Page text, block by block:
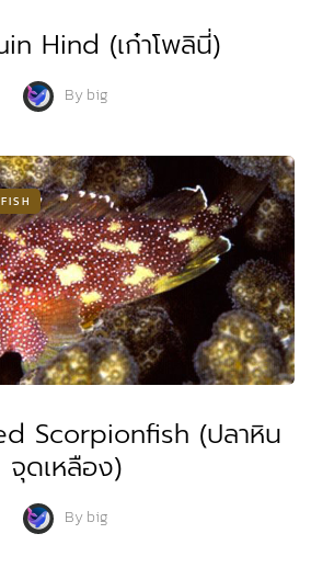
Hind (เก๋าโพลินี่)
Bybig
Scorpionfish (ปลาหิน
จุดเหลือง)
Bybig